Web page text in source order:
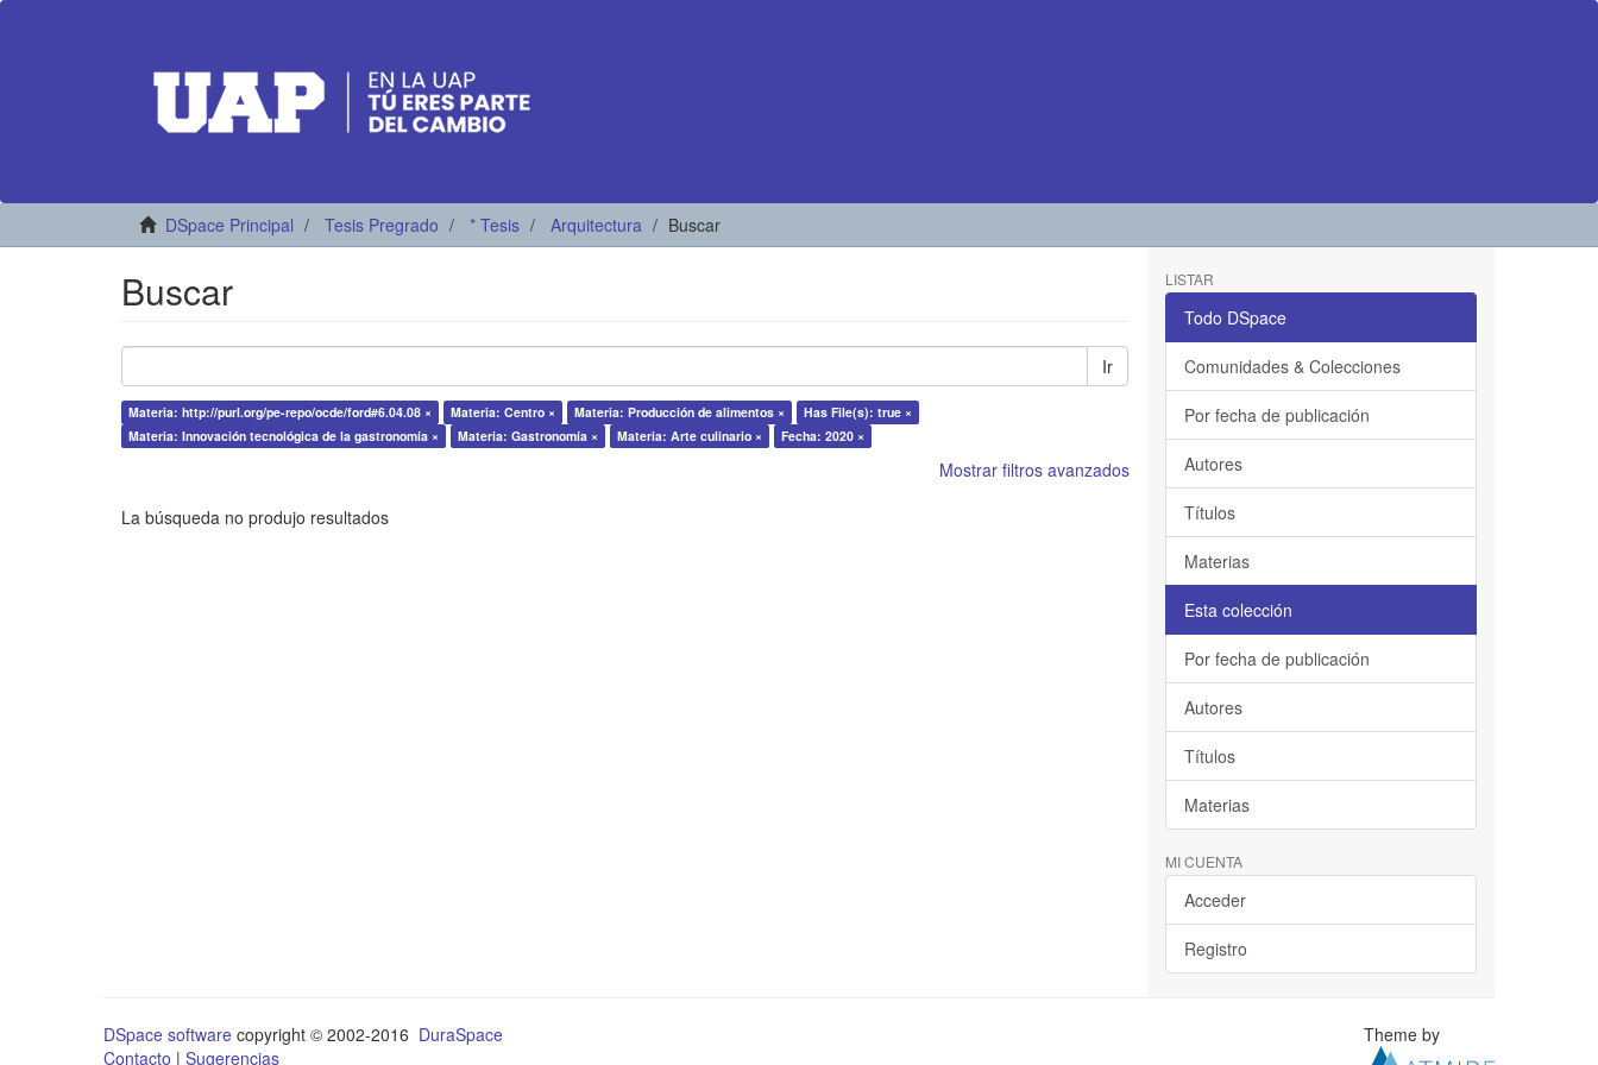
DSpace Principal Tesis Pregrado * Tesis Arquitectura Buscar
Buscar
Ir
Materia: http://purl.org/pe-repo/ocde/ford#6.04.08 × Materia: Centro × Materia: Producción de alimentos ×
Has File(s): true ×
Materia: Innovación tecnológica de la gastronomía ×
Materia: Gastronomía × Materia: Arte culinario × Fecha: 2020 ×
Mostrar filtros avanzados
La búsqueda no produjo resultados
LISTAR
Todo DSpace
Comunidades & Colecciones
Por fecha de publicación
Autores
Títulos
Materias
Esta colección
Por fecha de publicación
Autores
Títulos
Materias
MI CUENTA
Acceder
Registro
DSpace software copyright © 2002-2016 DuraSpace
Contacto | Sugerencias
Theme by